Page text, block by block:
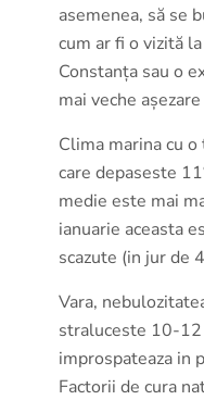
asemenea, să se
cum ar fi o vizită
Constanța sau o
mai veche
Clima marina cu
care depaseste
medie este mai
ianuarie aceasta
scazute (in jur de
Vara,
straluceste 10-12
improspateaza in
Factorii de cura